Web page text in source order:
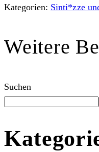
Kategorien: Sinti*zze
Weitere
Suchen